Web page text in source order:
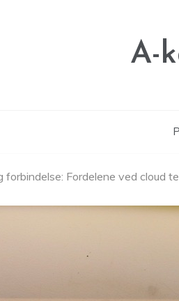
A-
forbindelse: Fordelene ved cloud